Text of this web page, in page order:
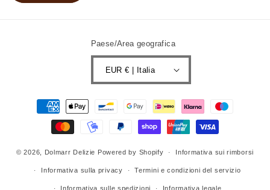
Paese/Area geografica
EUR € | Italia
Metodi
pagamento
© 2026, Dolmarr Delizie Powered by Shopify Informativa sui rimborsi
Informativa sulla privacy Termini e condizioni del servizio
Informativa sulle spedizioni Informativa legale